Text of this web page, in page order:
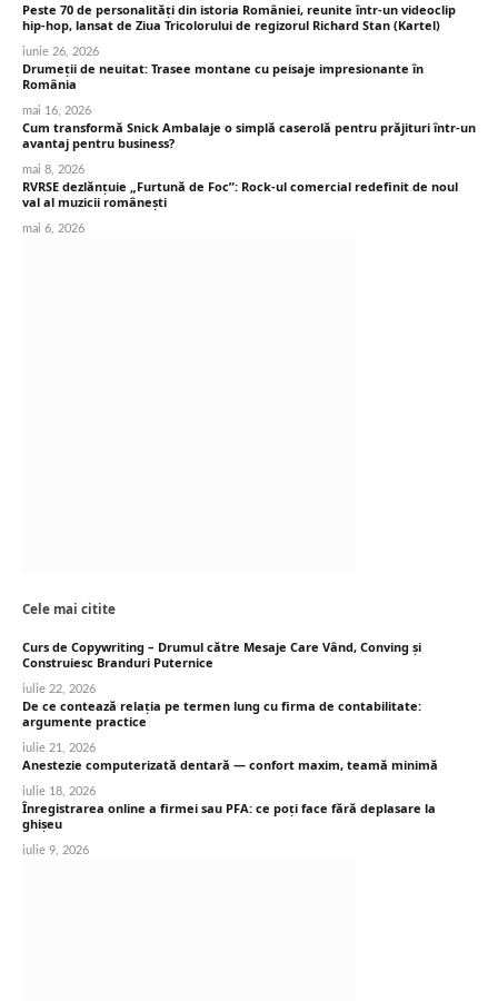
Peste 70 de personalități din istoria României, reunite într-un videoclip
hip-hop, lansat de Ziua Tricolorului de regizorul Richard Stan (Kartel)
iunie 26, 2026
Drumeții de neuitat: Trasee montane cu peisaje impresionante în
România
mai 16, 2026
Cum transformă Snick Ambalaje o simplă caserolă pentru prăjituri într-un
avantaj pentru business?
mai 8, 2026
RVRSE dezlănțuie „Furtună de Foc”: Rock-ul comercial redefinit de noul
val al muzicii românești
mai 6, 2026
Cele mai citite
Curs de Copywriting – Drumul către Mesaje Care Vând, Conving și
Construiesc Branduri Puternice
iulie 22, 2026
De ce contează relația pe termen lung cu firma de contabilitate:
argumente practice
iulie 21, 2026
Anestezie computerizată dentară — confort maxim, teamă minimă
iulie 18, 2026
Înregistrarea online a firmei sau PFA: ce poți face fără deplasare la
ghișeu
iulie 9, 2026